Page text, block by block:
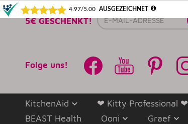
5€ GESCHENKT! E-
Mail-
Folge uns!
KitchenAid ❤ Kitty Professional ❤
BEAST Health
Ooni Graef